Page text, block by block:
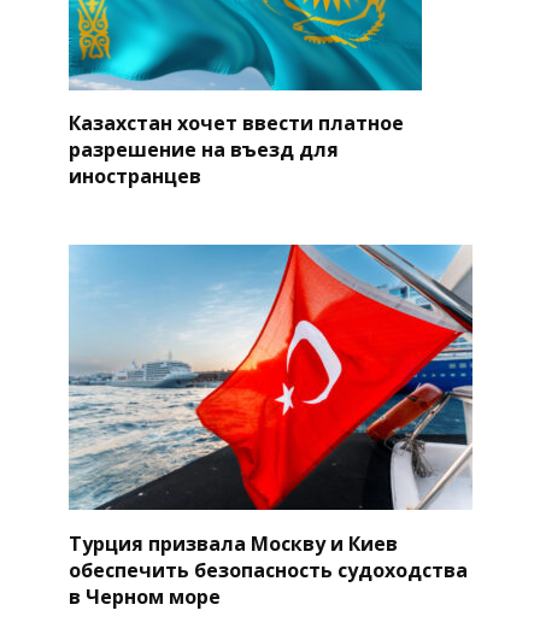
Казахстан хочет ввести платное
разрешение на въезд для
иностранцев
Турция призвала Москву и Киев
обеспечить безопасность судоходства
в Черном море